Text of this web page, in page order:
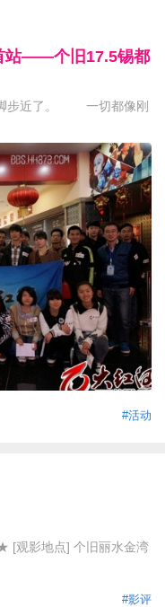
站——个旧17.5锡都
脚步近了。 一切都像刚
#活动
[观影地点] 个旧丽水金湾
#影评